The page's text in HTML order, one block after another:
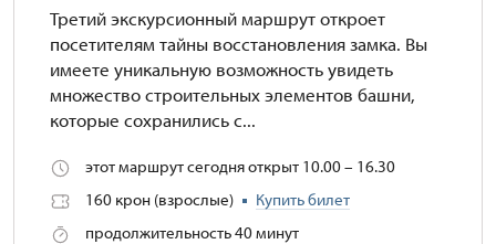
Третий экскурсионный маршрут откроет
посетителям тайны восстановления замка. Вы
имеете уникальную возможность увидеть
множество строительных элементов башни,
которые сохранились с...
этот маршрут сегодня открыт 10.00 – 16.30
160 крон (взрослые)
Купить билет
продолжительность 40 минут